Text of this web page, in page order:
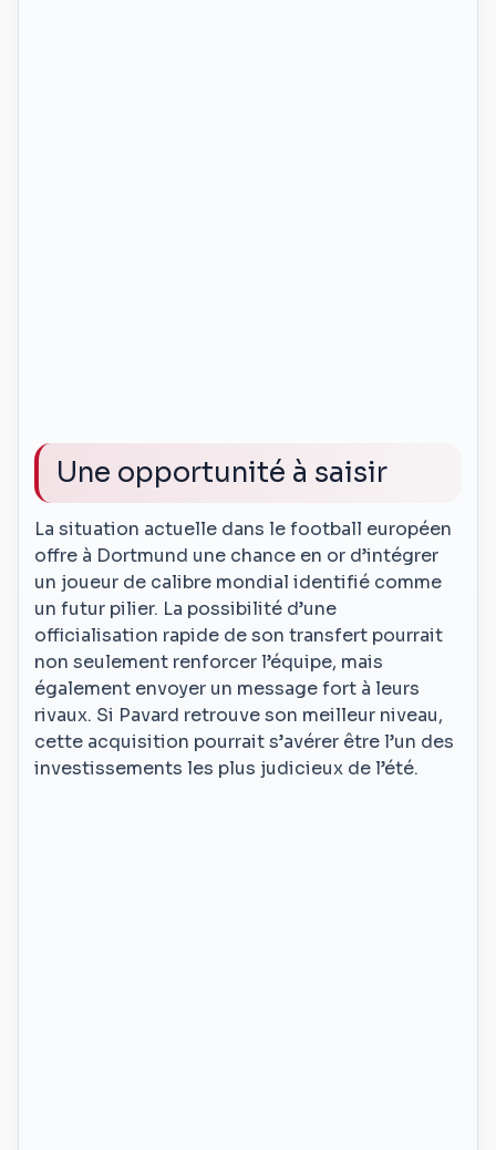
Une opportunité à saisir
La situation actuelle dans le football européen
offre à Dortmund une chance en or d’intégrer
un joueur de calibre mondial identifié comme
un futur pilier. La possibilité d’une
officialisation rapide de son transfert pourrait
non seulement renforcer l’équipe, mais
également envoyer un message fort à leurs
rivaux. Si Pavard retrouve son meilleur niveau,
cette acquisition pourrait s’avérer être l’un des
investissements les plus judicieux de l’été.